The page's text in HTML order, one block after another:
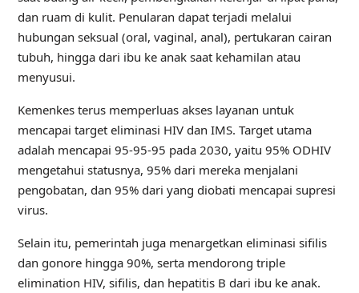
dan ruam di kulit. Penularan dapat terjadi melalui
hubungan seksual (oral, vaginal, anal), pertukaran cairan
tubuh, hingga dari ibu ke anak saat kehamilan atau
menyusui.
Kemenkes terus memperluas akses layanan untuk
mencapai target eliminasi HIV dan IMS. Target utama
adalah mencapai 95-95-95 pada 2030, yaitu 95% ODHIV
mengetahui statusnya, 95% dari mereka menjalani
pengobatan, dan 95% dari yang diobati mencapai supresi
virus.
Selain itu, pemerintah juga menargetkan eliminasi sifilis
dan gonore hingga 90%, serta mendorong triple
elimination HIV, sifilis, dan hepatitis B dari ibu ke anak.